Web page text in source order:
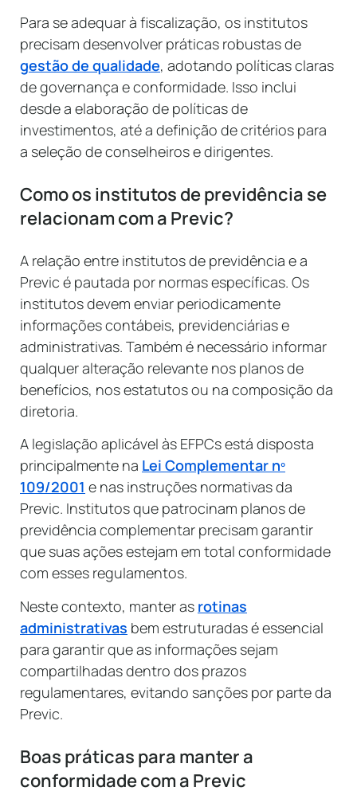
Para se adequar à fiscalização, os institutos
precisam desenvolver práticas robustas de
gestão de qualidade, adotando políticas claras
de governança e conformidade. Isso inclui
desde a elaboração de políticas de
investimentos, até a definição de critérios para
a seleção de conselheiros e dirigentes.
Como os institutos de previdência se
relacionam com a Previc?
A relação entre institutos de previdência e a
Previc é pautada por normas específicas. Os
institutos devem enviar periodicamente
informações contábeis, previdenciárias e
administrativas. Também é necessário informar
qualquer alteração relevante nos planos de
benefícios, nos estatutos ou na composição da
diretoria.
A legislação aplicável às EFPCs está disposta
principalmente na Lei Complementar nº
109/2001 e nas instruções normativas da
Previc. Institutos que patrocinam planos de
previdência complementar precisam garantir
que suas ações estejam em total conformidade
com esses regulamentos.
Neste contexto, manter as rotinas
administrativas bem estruturadas é essencial
para garantir que as informações sejam
compartilhadas dentro dos prazos
regulamentares, evitando sanções por parte da
Previc.
Boas práticas para manter a
conformidade com a Previc